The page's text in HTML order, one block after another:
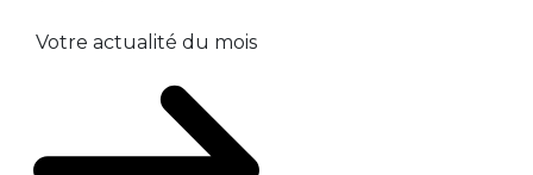
Votre actualité du mois